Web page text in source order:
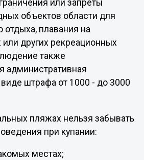
или запреты
объектов области для
отдыха, плавания на
других рекреационных
также
административная
виде штрафа от 1000 - до 3000
пляжах нельзя забывать
при купании:
местах;